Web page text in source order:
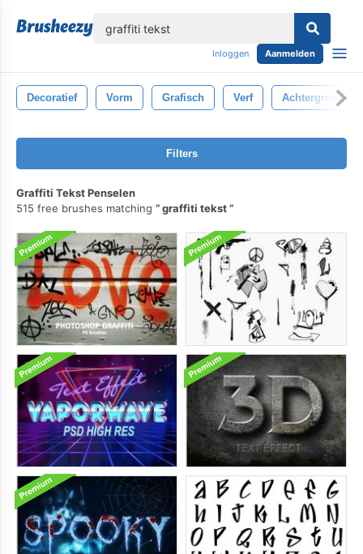
Inloggen Aanmelden
Decoratief Vorm Grafisch Verf Achtergrond
Filters
Graffiti Tekst Penselen
515 free brushes matching
graffiti tekst